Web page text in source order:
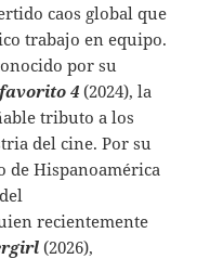
caos global que
trabajo en equipo.
por su
4 (2024), la
tributo a los
del cine. Por su
de Hispanoamérica
recientemente
(2026),